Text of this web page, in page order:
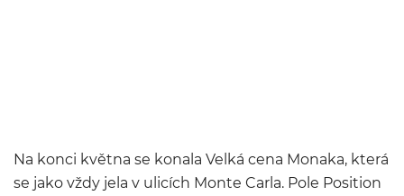
Na konci května se konala Velká cena Monaka, která
se jako vždy jela v ulicích Monte Carla. Pole Position